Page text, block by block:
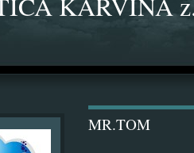
MR.TOM